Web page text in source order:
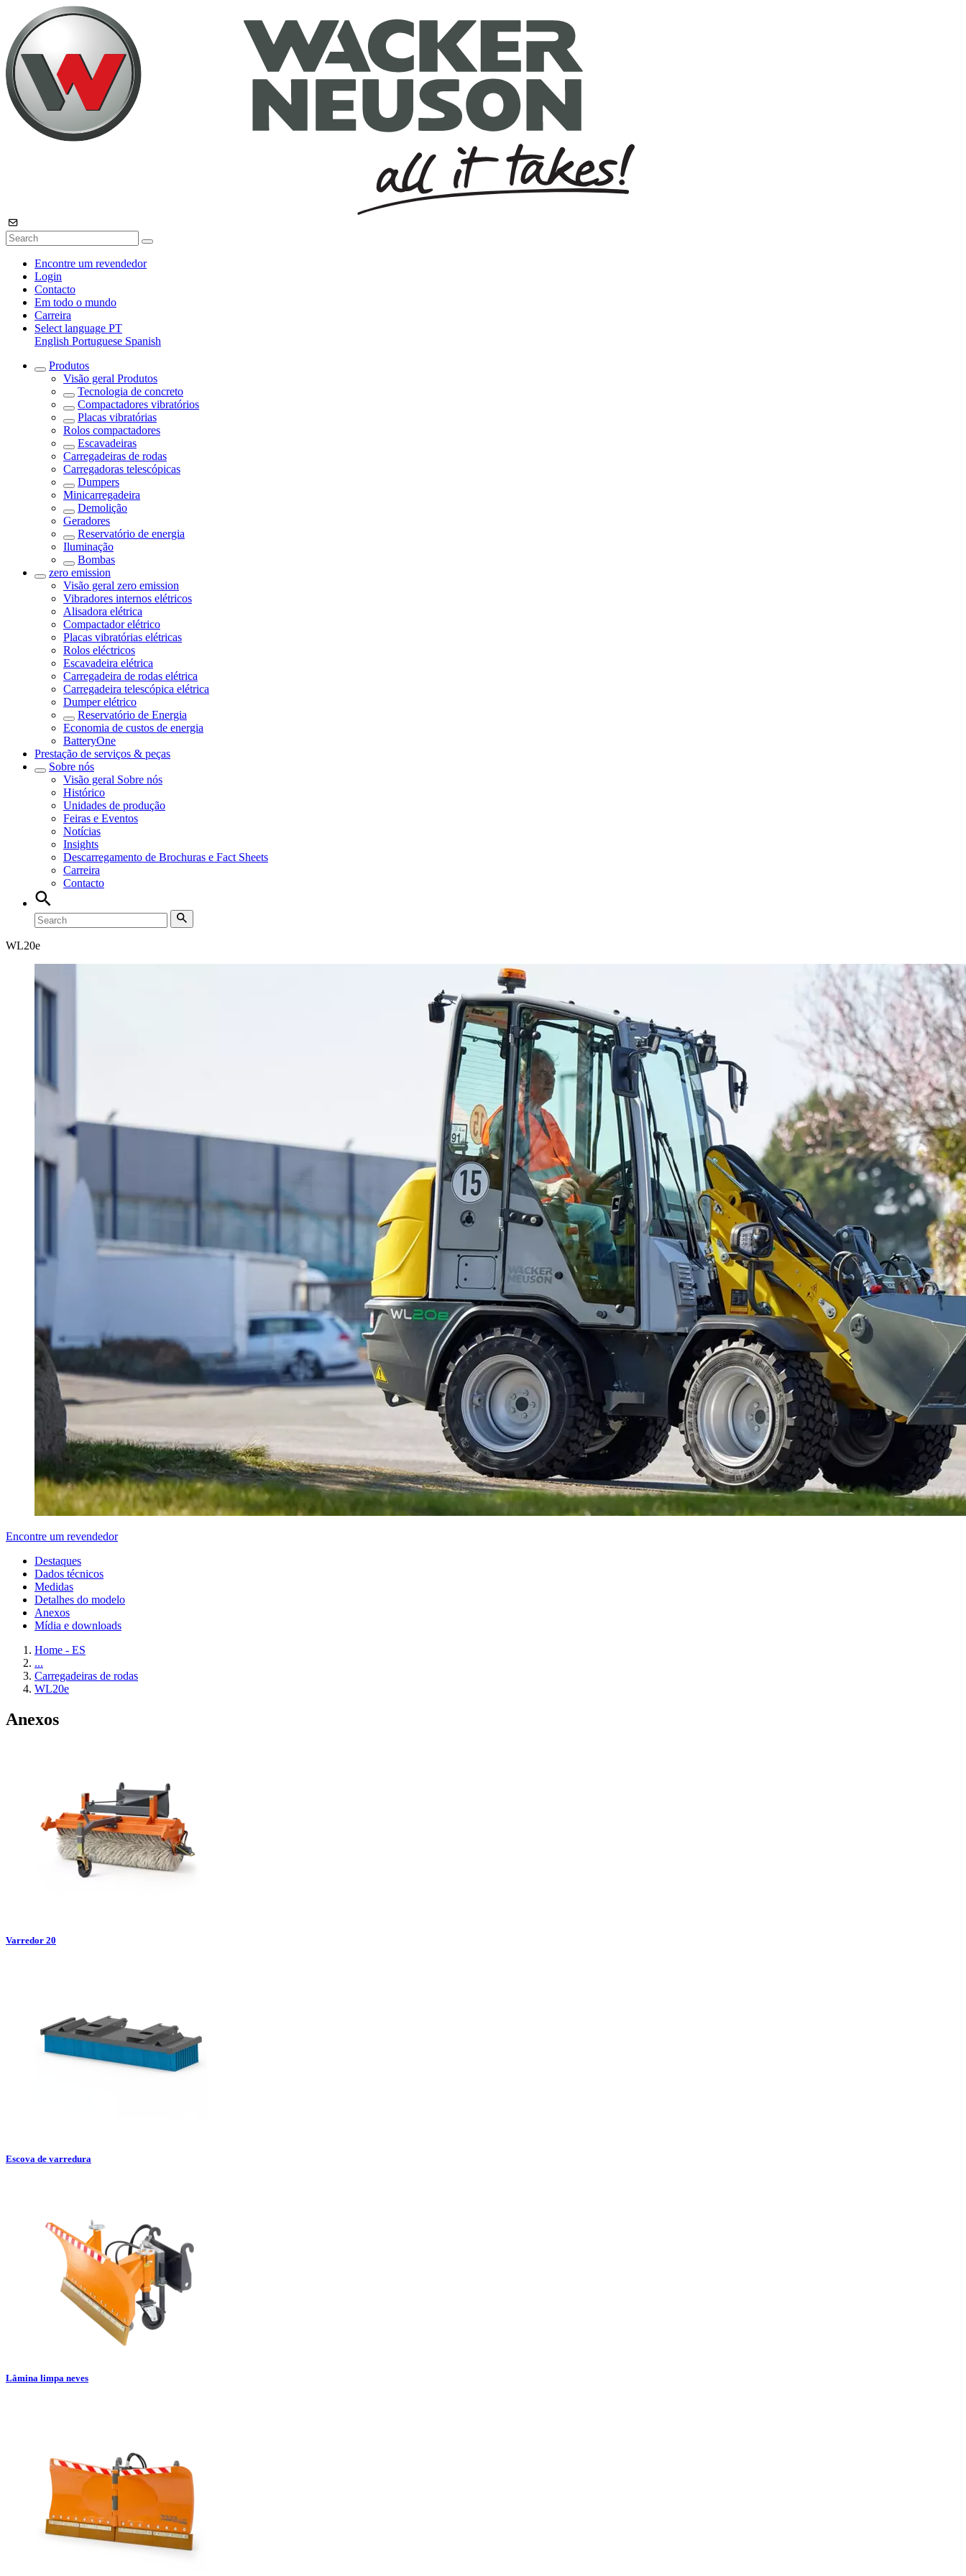
Encontre um revendedor
Login
Contacto
Em todo o mundo
Carreira
Select language PT
English Portuguese Spanish
Produtos
Visão geral Produtos
Tecnologia de concreto
Compactadores vibratórios
Placas vibratórias
Rolos compactadores
Escavadeiras
Carregadeiras de rodas
Carregadoras telescópicas
Dumpers
Minicarregadeira
Demolição
Geradores
Reservatório de energia
Iluminação
Bombas
zero emission
Visão geral zero emission
Vibradores internos elétricos
Alisadora elétrica
Compactador elétrico
Placas vibratórias elétricas
Rolos eléctricos
Escavadeira elétrica
Carregadeira de rodas elétrica
Carregadeira telescópica elétrica
Dumper elétrico
Reservatório de Energia
Economia de custos de energia
BatteryOne
Prestação de serviços & peças
Sobre nós
Visão geral Sobre nós
Histórico
Unidades de produção
Feiras e Eventos
Notícias
Insights
Descarregamento de Brochuras e Fact Sheets
Carreira
Contacto
WL20e
Encontre um revendedor
Destaques
Dados técnicos
Medidas
Detalhes do modelo
Anexos
Mídia e downloads
Home - ES
...
Carregadeiras de rodas
WL20e
Anexos
Varredor 20
Escova de varredura
Lâmina limpa neves